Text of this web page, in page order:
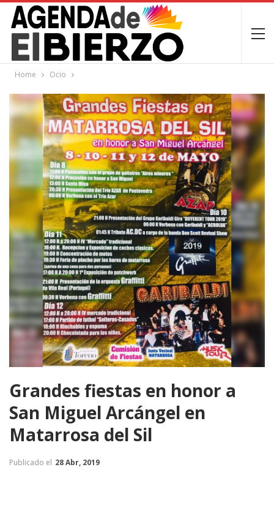
Home Ocio
Grandes fiestas en honor a
San Miguel Arcángel en
Matarrosa del Sil
Publicado el 28 Abr, 2019